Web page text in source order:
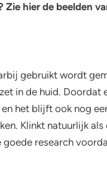
hier de beelden
gebruikt wordt
in de huid.
het blijft ook nog
Klinkt natuurlijk
research